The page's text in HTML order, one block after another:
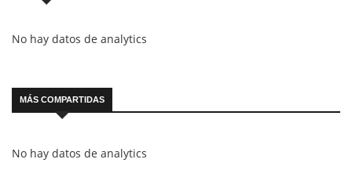
No hay datos de analytics
MÁS COMPARTIDAS
No hay datos de analytics